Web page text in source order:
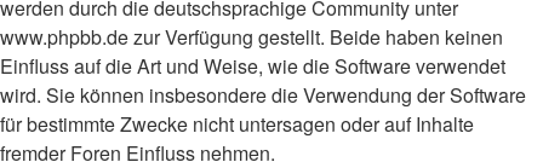
werden durch die deutschsprachige Community unter
www.phpbb.de zur Verfügung gestellt. Beide haben keinen
Einfluss auf die Art und Weise, wie die Software verwendet
wird. Sie können insbesondere die Verwendung der Software
für bestimmte Zwecke nicht untersagen oder auf Inhalte
fremder Foren Einfluss nehmen.